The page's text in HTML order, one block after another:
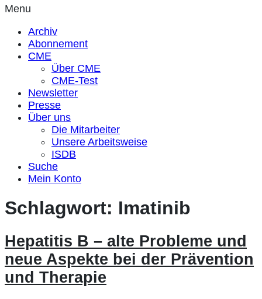
Menu
Archiv
Abonnement
CME
Über CME
CME-Test
Newsletter
Presse
Über uns
Die Mitarbeiter
Unsere Arbeitsweise
ISDB
Suche
Mein Konto
Schlagwort: Imatinib
Hepatitis B – alte Probleme und
neue Aspekte bei der Prävention
und Therapie